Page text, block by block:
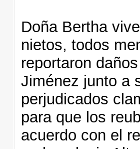
Doña Bertha
nietos, todos
reportaron
Jiménez junto a
perjudicados
para que los
acuerdo con el